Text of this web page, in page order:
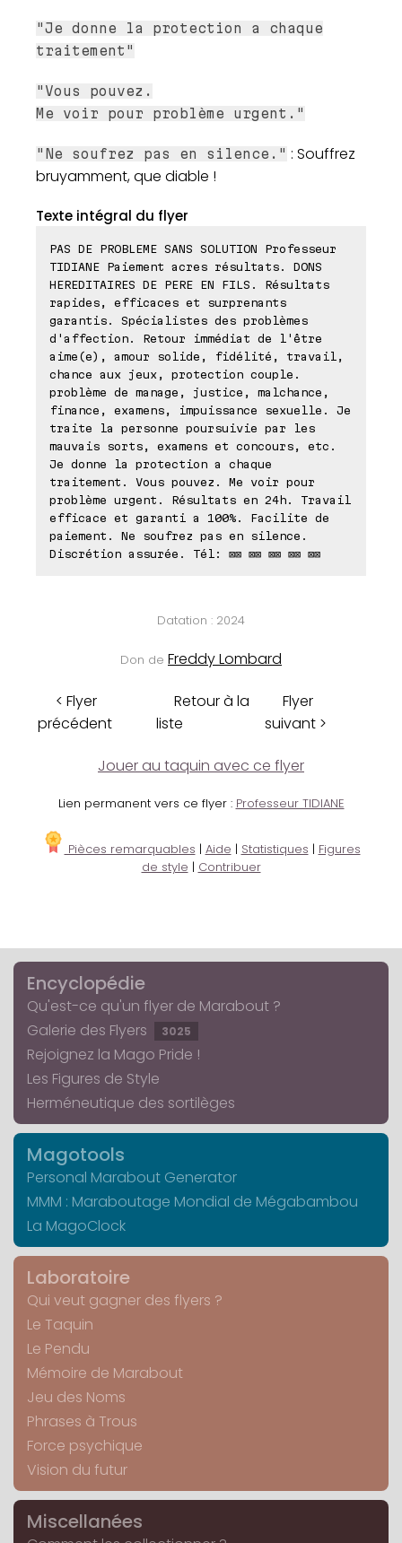
"Je donne la protection a chaque
traitement"
"Vous pouvez.
Me voir pour problème urgent."
"Ne soufrez pas en silence." : Souffrez
bruyamment, que diable !
Texte intégral du flyer
PAS DE PROBLEME SANS SOLUTION Professeur
TIDIANE Paiement acres résultats. DONS
HEREDITAIRES DE PERE EN FILS. Résultats
rapides, efficaces et surprenants
garantis. Spécialistes des problèmes
d'affection. Retour immédiat de l'être
aime(e), amour solide, fidélité, travail,
chance aux jeux, protection couple.
problème de manage, justice, malchance,
finance, examens, impuissance sexuelle. Je
traite la personne poursuivie par les
mauvais sorts, examens et concours, etc.
Je donne la protection a chaque
traitement. Vous pouvez. Me voir pour
problème urgent. Résultats en 24h. Travail
efficace et garanti a 100%. Facilite de
paiement. Ne soufrez pas en silence.
Discrétion assurée. Tél: ⊠⊠ ⊠⊠ ⊠⊠ ⊠⊠ ⊠⊠
Datation : 2024
Don de Freddy Lombard
< Flyer
précédent
Retour à la
liste
Flyer
suivant >
Jouer au taquin avec ce flyer
Lien permanent vers ce flyer : Professeur TIDIANE
Pièces remarquables | Aide | Statistiques | Figures
de style | Contribuer
Encyclopédie
Qu'est-ce qu'un flyer de Marabout ?
Galerie des Flyers
3025
Rejoignez la Mago Pride !
Les Figures de Style
Herméneutique des sortilèges
Magotools
Personal Marabout Generator
MMM : Maraboutage Mondial de Mégabambou
La MagoClock
Laboratoire
Qui veut gagner des flyers ?
Le Taquin
Le Pendu
Mémoire de Marabout
Jeu des Noms
Phrases à Trous
Force psychique
Vision du futur
Miscellanées